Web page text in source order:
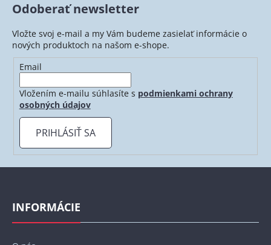
d
c
i
e
r
v
ý
p
Odoberať newsletter
Vložte svoj e-mail a my Vám budeme zasielať informácie o
nových produktoch na našom e-shope.
Email
Vložením e-mailu súhlasíte s podmienkami ochrany
osobných údajov
PRIHLÁSIŤ SA
INFORMÁCIE